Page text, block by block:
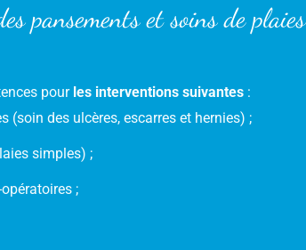
pansements et soins de plaies
pour les interventions suivantes :
(soin des ulcères, escarres et hernies) ;
simples) ;
;